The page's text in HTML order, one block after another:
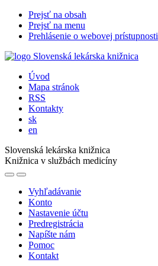
Prejsť na obsah
Prejsť na menu
Prehlásenie o webovej prístupnosti
Úvod
Mapa stránok
RSS
Kontakty
sk
en
Slovenská lekárska knižnica
Knižnica v službách medicíny
Vyhľadávanie
Konto
Nastavenie účtu
Predregistrácia
Napíšte nám
Pomoc
Kontakt